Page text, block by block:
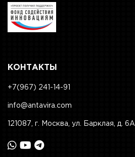
КОНТАКТЫ
+7(967) 241-14-91
info@antavira.com
121087, г. Москва, ул. Барклая, д. 6А